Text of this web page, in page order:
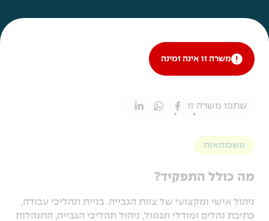
משרה זו אינה זמינה
שתפו משרה זו
משכנתאות
מה כולל התפקיד?
ניהול אישי ומקצועי של צוות הגבייה. בניית תהליכי עבודה,
כתיבת נהלים ומודלי תגמול, ניהול תהליכי הגבייה, התנהלות